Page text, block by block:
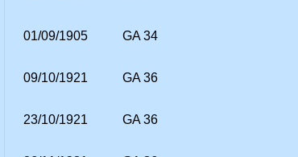
GA 34
01/09/1905
GA 36
09/10/1921
GA 36
23/10/1921